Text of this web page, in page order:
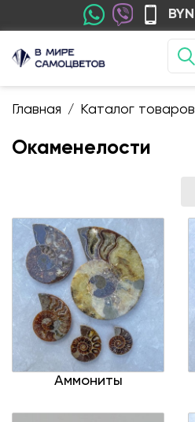
BYN
Главная / Каталог товаров
Окаменелости
Аммониты